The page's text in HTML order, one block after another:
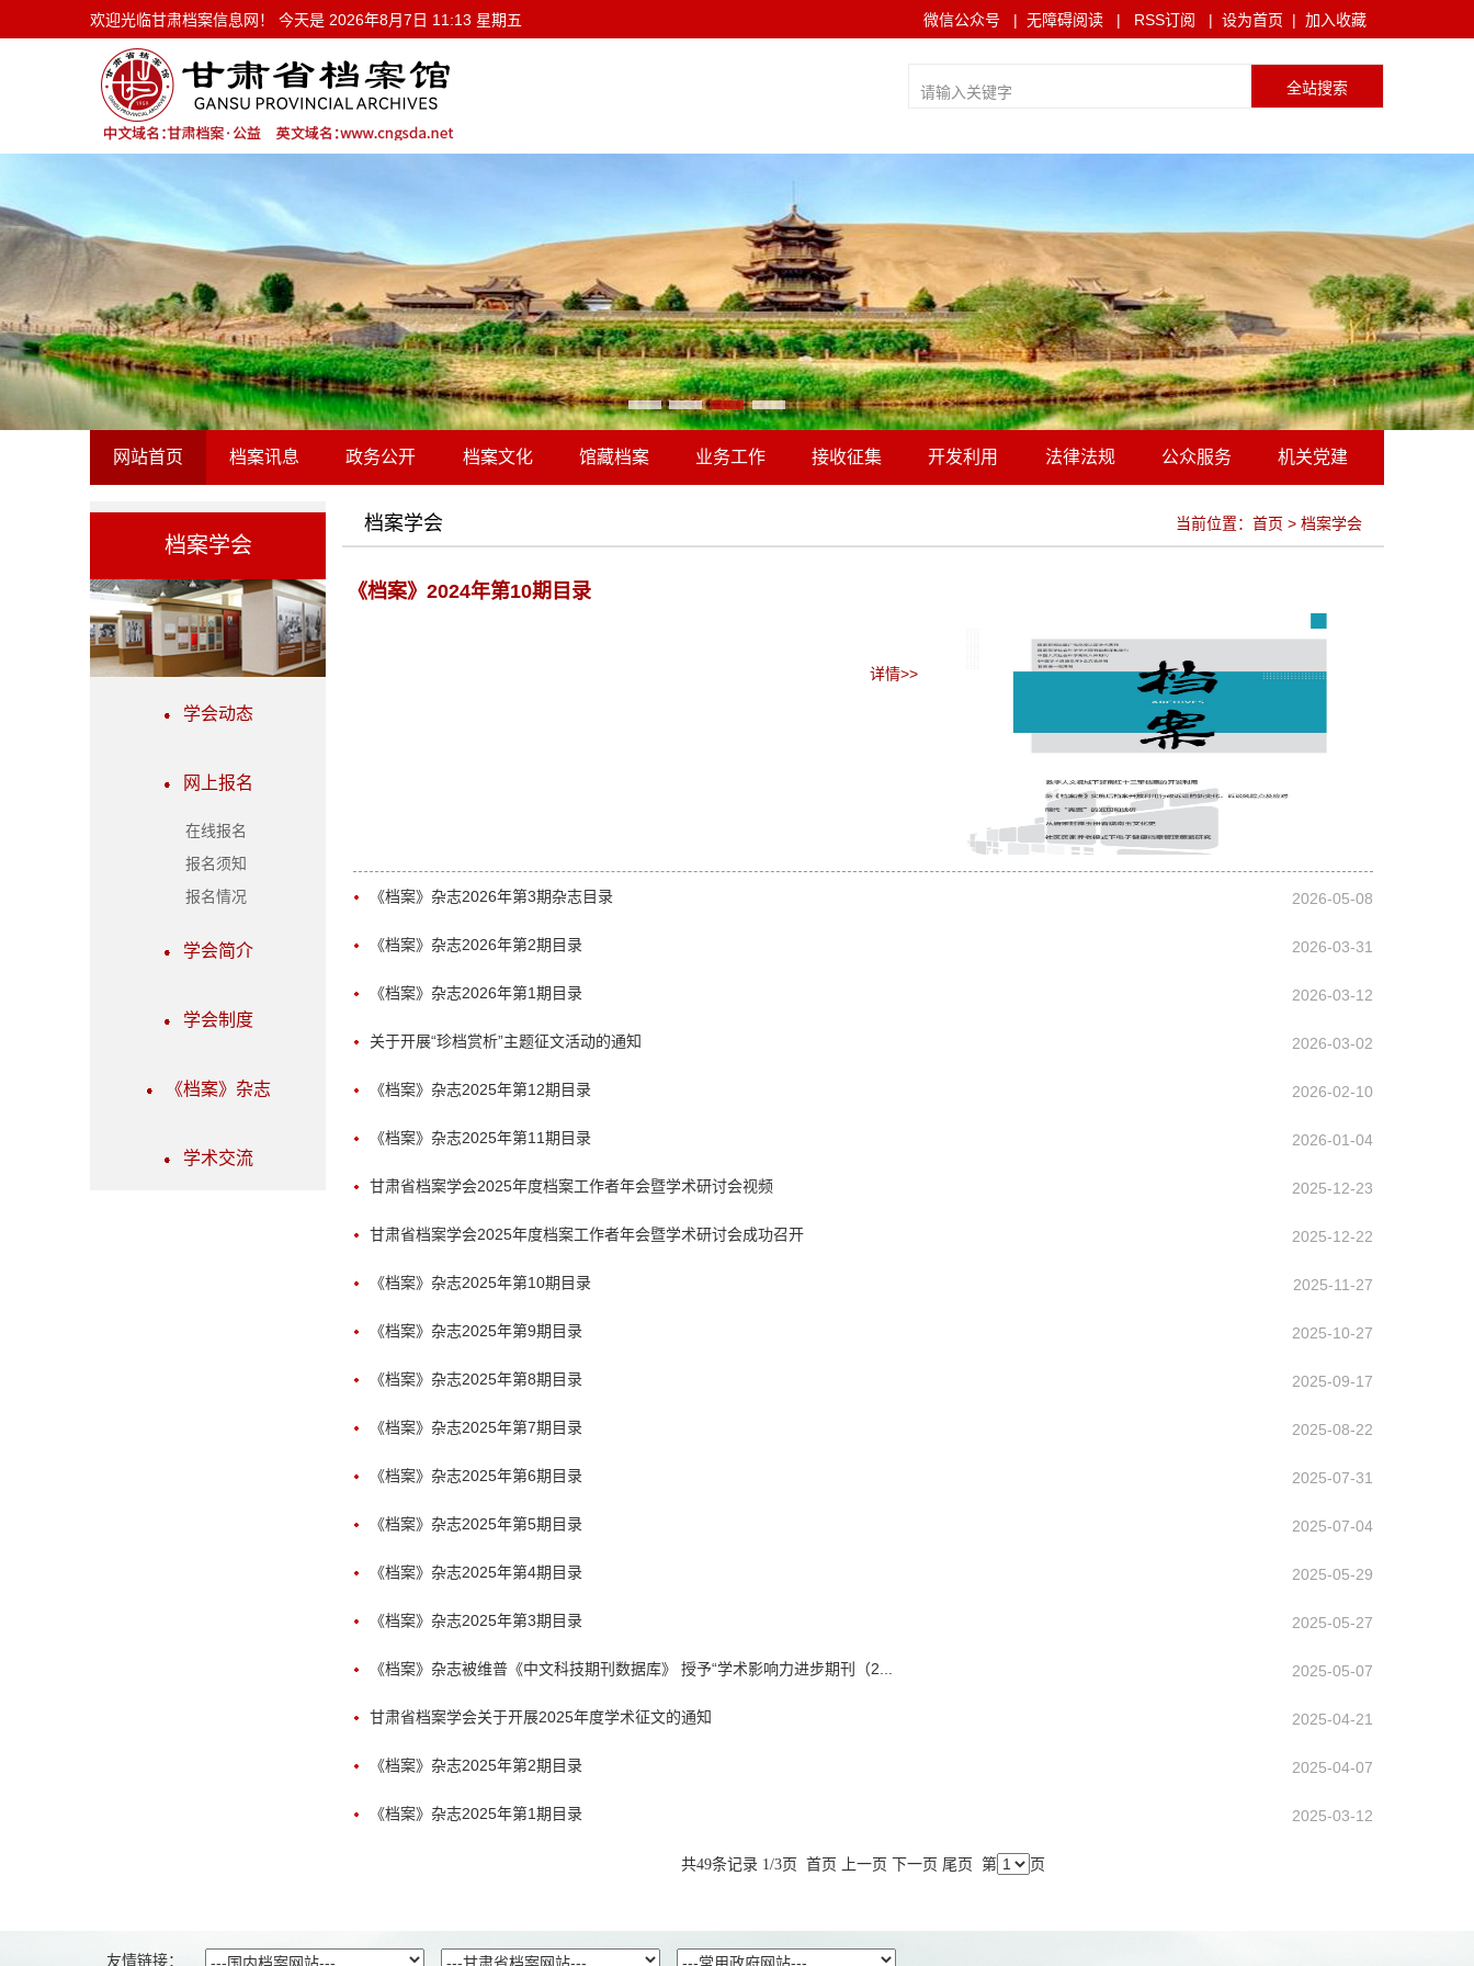
欢迎光临甘肃档案信息网！ 今天是 2026年8月7日 11:13 星期五 微信公众号 | 无障碍阅读 | RSS订阅 | 设为首页 | 加入收藏
网站首页 档案讯息 政务公开 档案文化 馆藏档案 业务工作 接收征集 开发利用 法律法规 公众服务 机关党建
档案学会
学会动态
网上报名
在线报名
报名须知
报名情况
学会简介
学会制度
《档案》杂志
学术交流
档案学会 当前位置： 首页 > 档案学会
《档案》2024年第10期目录
详情>>
《档案》杂志2026年第3期杂志目录 2026-05-08
《档案》杂志2026年第2期目录 2026-03-31
《档案》杂志2026年第1期目录 2026-03-12
关于开展“珍档赏析”主题征文活动的通知 2026-03-02
《档案》杂志2025年第12期目录 2026-02-10
《档案》杂志2025年第11期目录 2026-01-04
甘肃省档案学会2025年度档案工作者年会暨学术研讨会视频 2025-12-23
甘肃省档案学会2025年度档案工作者年会暨学术研讨会成功召开 2025-12-22
《档案》杂志2025年第10期目录 2025-11-27
《档案》杂志2025年第9期目录 2025-10-27
《档案》杂志2025年第8期目录 2025-09-17
《档案》杂志2025年第7期目录 2025-08-22
《档案》杂志2025年第6期目录 2025-07-31
《档案》杂志2025年第5期目录 2025-07-04
《档案》杂志2025年第4期目录 2025-05-29
《档案》杂志2025年第3期目录 2025-05-27
《档案》杂志被维普《中文科技期刊数据库》 授予“学术影响力进步期刊（2... 2025-05-07
甘肃省档案学会关于开展2025年度学术征文的通知 2025-04-21
《档案》杂志2025年第2期目录 2025-04-07
《档案》杂志2025年第1期目录 2025-03-12
共49条记录 1/3页 首页 上一页 下一页 尾页 第 页
友情链接：